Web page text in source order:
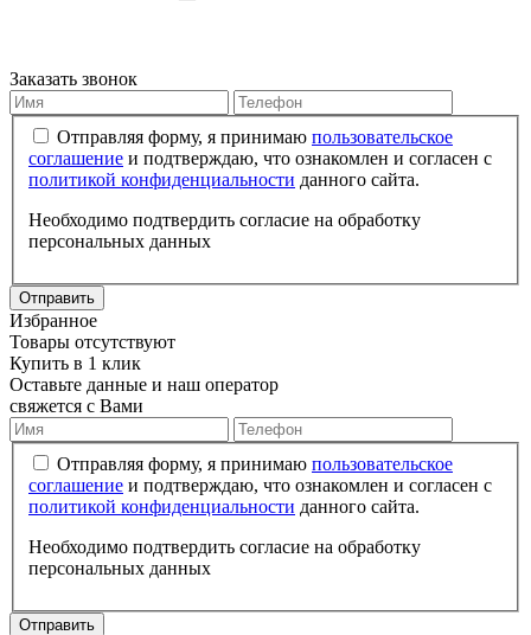
Заказать звонок
Отправляя форму, я принимаю пользовательское
соглашение и подтверждаю, что ознакомлен и согласен с
политикой конфиденциальности данного сайта.
Необходимо подтвердить согласие на обработку
персональных данных
Отправить
Избранное
Товары отсутствуют
Купить в 1 клик
Оставьте данные и наш оператор
свяжется с Вами
Отправляя форму, я принимаю пользовательское
соглашение и подтверждаю, что ознакомлен и согласен с
политикой конфиденциальности данного сайта.
Необходимо подтвердить согласие на обработку
персональных данных
Отправить